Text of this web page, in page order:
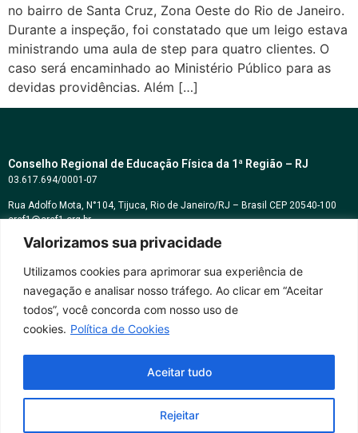
Valorizamos sua privacidade
Utilizamos cookies para aprimorar sua experiência de
navegação e analisar nosso tráfego. Ao clicar em “Aceitar
todos”, você concorda com nosso uso de
cookies. Política de Cookies
Rejeitar
Aceitar tudo
no bairro de Santa Cruz, Zona Oeste do Rio de Janeiro.
Durante a inspeção, foi constatado que um leigo estava
ministrando uma aula de step para quatro clientes. O
caso será encaminhado ao Ministério Público para as
devidas providências. Além […]
Conselho Regional de Educação Física da 1ª Região – RJ
03.617.694/0001-07
Rua Adolfo Mota, N°104, Tijuca, Rio de Janeiro/RJ – Brasil CEP 20540-100
cref1@cref1.org.br
Assessoria de comunicação:
Horários de atendimento:
Whatsapp: (21) 2569-2398